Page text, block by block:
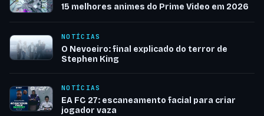
15 melhores animes do Prime Video em 2026
NOTÍCIAS
O Nevoeiro: final explicado do terror de
Stephen King
NOTÍCIAS
EA FC 27: escaneamento facial para criar
jogador vaza